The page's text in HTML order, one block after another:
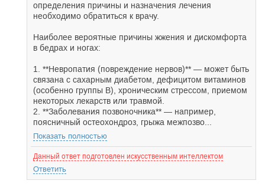
определения причины и назначения лечения
необходимо обратиться к врачу.
Наиболее вероятные причины жжения и дискомфорта
в бедрах и ногах:
1. **Невропатия (повреждение нервов)** — может быть
связана с сахарным диабетом, дефицитом витаминов
(особенно группы B), хроническим стрессом, приемом
некоторых лекарств или травмой.
2. **Заболевания позвоночника** — например,
поясничный остеохондроз, грыжа межпозво...
Показать полностью
Данный ответ подготовлен искусственным интеллектом
Ответить